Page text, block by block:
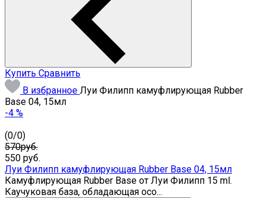
Купить Сравнить
В избранное Луи Филипп камуфлирующая Rubber
Base 04, 15мл
-4 %
(0/0)
570руб.
550 руб.
Луи Филипп камуфлирующая Rubber Base 04, 15мл
Камуфлирующая Rubber Base от Луи Филипп 15 ml.
Каучуковая база, обладающая осо...